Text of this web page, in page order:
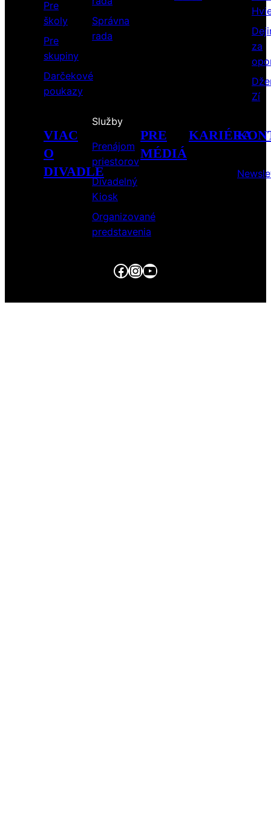
Pre
školy
Pre
skupiny
Darčekové
poukazy
Správna
rada
za
Zí
VIAC
O
DIVADLE
Služby
Prenájom
priestorov
Divadelný
Kiosk
Organizované
predstavenia
PRE
MÉDIÁ
KARIÉRA
Facebook
Instagram
YouTube